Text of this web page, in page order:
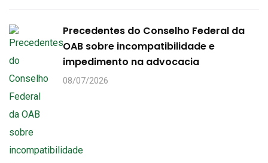
Precedentes do Conselho Federal da
OAB sobre incompatibilidade e
impedimento na advocacia
08/07/2026